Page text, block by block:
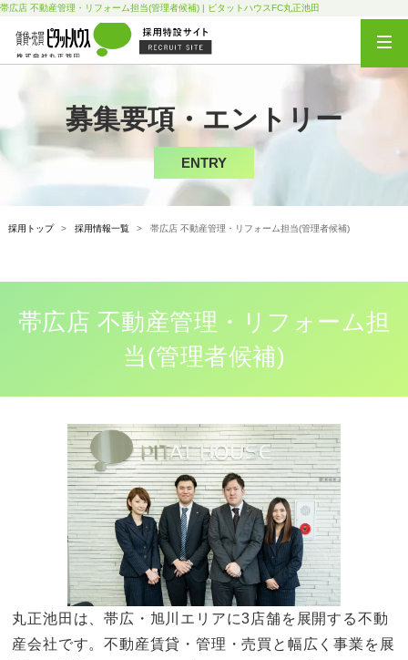
帯広店 不動産管理・リフォーム担当(管理者候補) | ピタットハウスFC丸正池田
募集要項・エントリー
ENTRY
採用トップ > 採用情報一覧 > 帯広店 不動産管理・リフォーム担当(管理者候補)
帯広店 不動産管理・リフォーム担
当(管理者候補)
丸正池田は、帯広・旭川エリアに3店舗を展開する不動
産会社です。不動産賃貸・管理・売買と幅広く事業を展